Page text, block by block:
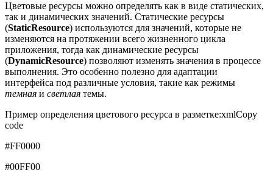
Цветовые ресурсы можно определять как в виде статических,
так и динамических значений. Статические ресурсы
(StaticResource) используются для значений, которые не
изменяются на протяжении всего жизненного цикла
приложения, тогда как динамические ресурсы
(DynamicResource) позволяют изменять значения в процессе
выполнения. Это особенно полезно для адаптации
интерфейса под различные условия, такие как режимы
темная и светлая темы.
Пример определения цветового ресурса в разметке:xmlCopy
code
#FF0000
#00FF00